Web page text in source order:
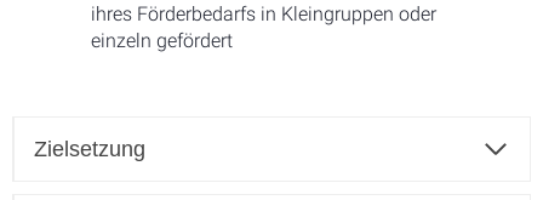
ihres Förderbedarfs in Kleingruppen oder
einzeln gefördert
Zielsetzung